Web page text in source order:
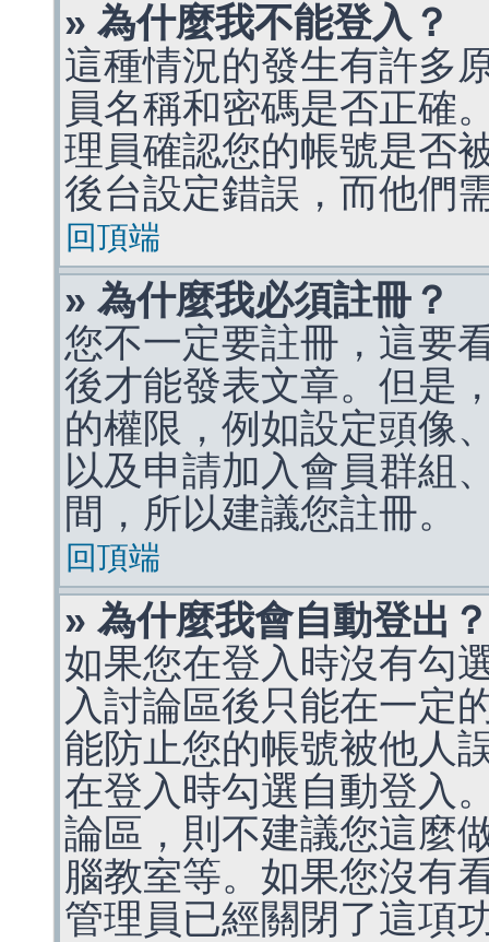
» 為什麼我不能登入？
這種情況的發生有許多
員名稱和密碼是否正確
理員確認您的帳號是否
後台設定錯誤，而他們
回頂端
» 為什麼我必須註冊？
您不一定要註冊，這要
後才能發表文章。但是
的權限，例如設定頭像
以及申請加入會員群組
間，所以建議您註冊。
回頂端
» 為什麼我會自動登出？
如果您在登入時沒有勾
入討論區後只能在一定
能防止您的帳號被他人
在登入時勾選自動登入
論區，則不建議您這麼
腦教室等。如果您沒有
管理員已經關閉了這項